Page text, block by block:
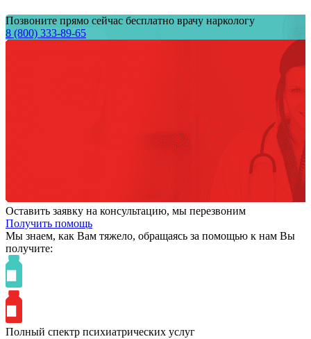
Позвоните прямо сейчас бесплатно врачу наркологу
8 (800) 333-89-65
Оставить заявку на консультацию, мы перезвоним
Получить помощь
Мы знаем, как Вам тяжело, обращаясь за помощью к нам Вы
получите:
Полный спектр психиатрических услуг